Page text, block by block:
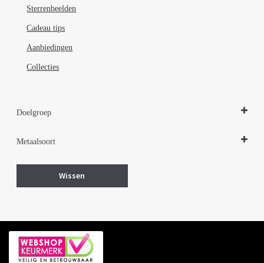
Sterrenbeelden
Cadeau tips
Aanbiedingen
Collecties
Doelgroep
Metaalsoort
Wissen